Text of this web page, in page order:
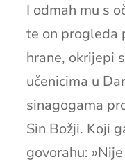
I odmah mu s
te on progleda
hrane, okrijepi
učenicima u
sinagogama
Sin Božji. Koji
govorahu: